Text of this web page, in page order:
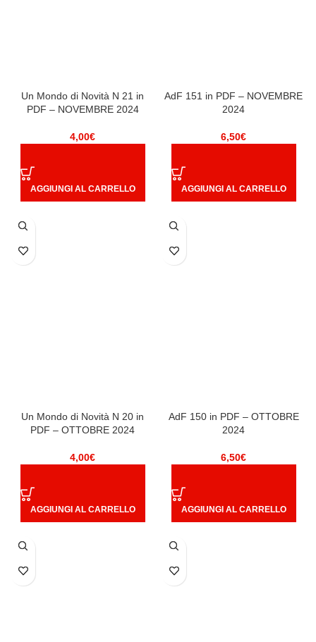
Un Mondo di Novità N 21 in
PDF – NOVEMBRE 2024
4,00€
AGGIUNGI AL CARRELLO
AdF 151 in PDF – NOVEMBRE
2024
6,50€
AGGIUNGI AL CARRELLO
Un Mondo di Novità N 20 in
PDF – OTTOBRE 2024
4,00€
AGGIUNGI AL CARRELLO
AdF 150 in PDF – OTTOBRE
2024
6,50€
AGGIUNGI AL CARRELLO